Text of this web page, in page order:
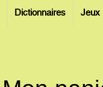
Dictionnaires Jeux